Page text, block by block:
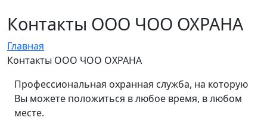
Контакты ООО ЧОО ОХРАНА
Главная
Контакты ООО ЧОО ОХРАНА
Профессиональная охранная служба, на которую
Вы можете положиться в любое время, в любом
месте.